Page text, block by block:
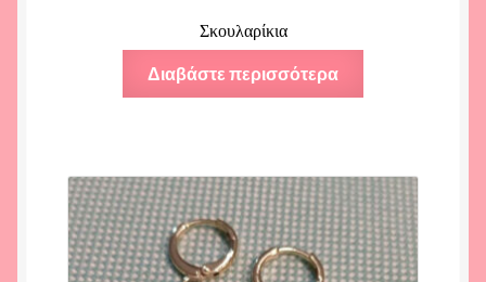
Σκουλαρίκια
Διαβάστε περισσότερα